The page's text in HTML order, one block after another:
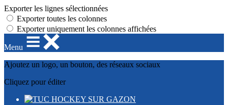
Exporter les lignes sélectionnées
Exporter toutes les colonnes
Exporter uniquement les colonnes affichées
Menu
Ajoutez un logo, un bouton, des réseaux sociaux
Cliquez pour éditer